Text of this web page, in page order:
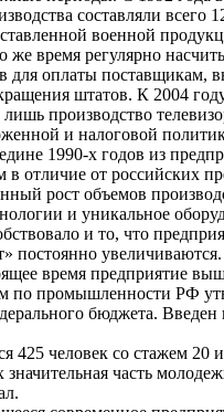
составляли
военной
же время регулярно
оплаты поставщикам,
штатов. К 2004
производство
и налоговой
1990-х годов из
отличие от российских
рост объемов
и уникальное
и то, что
время предприятие
по промышленности РФ
бюджета.
425 человек со стажем
часть